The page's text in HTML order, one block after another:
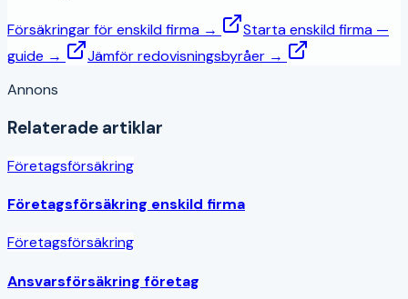
Försäkringar för enskild firma →
Starta enskild firma —
guide →
Jämför redovisningsbyråer →
Annons
Relaterade artiklar
Företagsförsäkring
Företagsförsäkring enskild firma
Företagsförsäkring
Ansvarsförsäkring företag